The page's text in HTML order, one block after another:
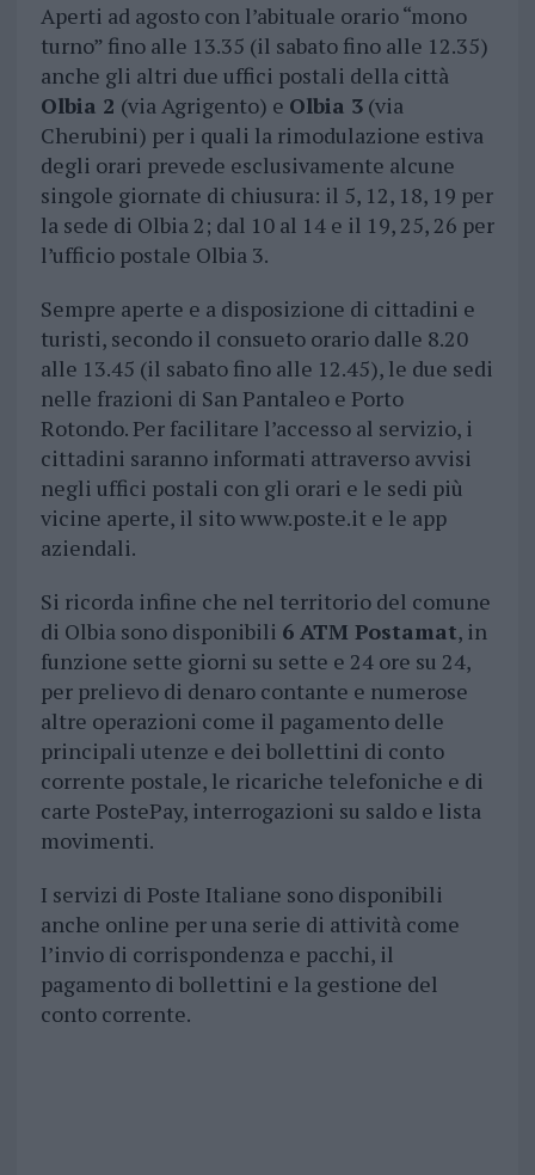
Aperti ad agosto con l’abituale orario “mono
turno” fino alle 13.35 (il sabato fino alle 12.35)
anche gli altri due uffici postali della città
Olbia 2 (via Agrigento) e Olbia 3(via
Cherubini) per i quali la rimodulazione estiva
degli orari prevede esclusivamente alcune
singole giornate di chiusura: il 5, 12, 18, 19 per
la sede di Olbia 2; dal 10 al 14 e il 19, 25, 26 per
l’ufficio postale Olbia 3.
Sempre aperte e a disposizione di cittadini e
turisti, secondo il consueto orario dalle 8.20
alle 13.45 (il sabato fino alle 12.45), le due sedi
nelle frazioni di San Pantaleo e Porto
Rotondo. Per facilitare l’accesso al servizio, i
cittadini saranno informati attraverso avvisi
negli uffici postali con gli orari e le sedi più
vicine aperte, il sito www.poste.it e le app
aziendali.
Si ricorda infine che nel territorio del comune
di Olbia sono disponibili 6 ATM Postamat, in
funzione sette giorni su sette e 24 ore su 24,
per prelievo di denaro contante e numerose
altre operazioni come il pagamento delle
principali utenze e dei bollettini di conto
corrente postale, le ricariche telefoniche e di
carte PostePay, interrogazioni su saldo e lista
movimenti.
I servizi di Poste Italiane sono disponibili
anche online per una serie di attività come
l’invio di corrispondenza e pacchi, il
pagamento di bollettini e la gestione del
conto corrente.